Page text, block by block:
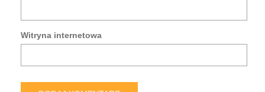
Witryna internetowa